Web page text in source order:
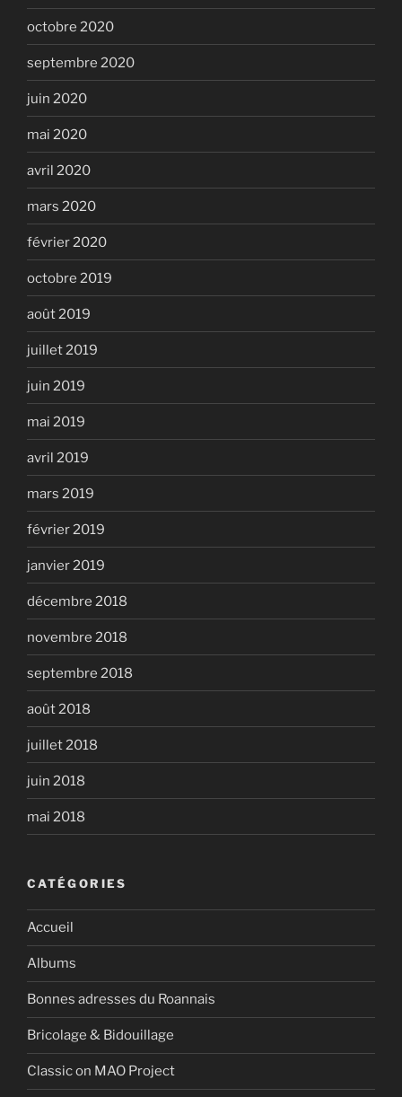
octobre 2020
septembre 2020
juin 2020
mai 2020
avril 2020
mars 2020
février 2020
octobre 2019
août 2019
juillet 2019
juin 2019
mai 2019
avril 2019
mars 2019
février 2019
janvier 2019
décembre 2018
novembre 2018
septembre 2018
août 2018
juillet 2018
juin 2018
mai 2018
CATÉGORIES
Accueil
Albums
Bonnes adresses du Roannais
Bricolage & Bidouillage
Classic on MAO Project